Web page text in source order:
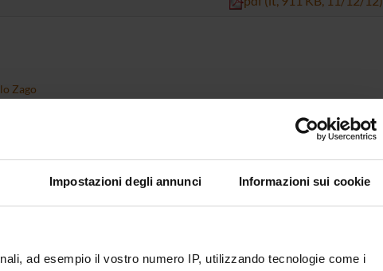
Impostazioni degli annunci Informazioni sui cookie
ad esempio il vostro numero IP, utilizzando tecnologie come i
Zago